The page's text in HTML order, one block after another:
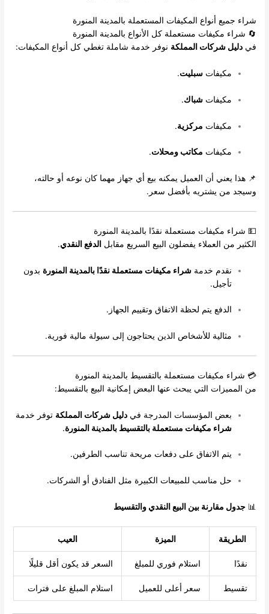
شراء جميع أنواع المكيفات المستعملة بالمدينة المنورة
🔄 شراء مكيفات مستعملة كل الأنواع بالمدينة المنورة
فيدليل شركات المملكة نوفر خدمة شاملة تغطي كل أنواع المكيفات:
مكيفاتسبليت.
مكيفاتشباك.
مكيفات مركزية.
مكيفات مكاتب ومحلات.
📌 هذا يعني أن العميل يمكنه بيع أي جهاز مهما كان نوعه أو حالته،
وسيجد من يشتريه بأفضل سعر.
💵 شراء مكيفات مستعملة نقدًا بالمدينة المنورة
الكثير من العملاء يفضلون البيع السريع مقابل الدفع النقدي.
نقدم خدمةشراء مكيفات مستعملة نقدًا بالمدينة المنورة بدون
تأجيل.
الدفع يتم لحظة الاتفاق وتقييم الجهاز.
مثالية للأشخاص الذين يحتاجون إلى سيولة مالية فورية.
💳 شراء مكيفات مستعملة بالتقسيط بالمدينة المنورة
من المميزات التي يبحث عنها البعض إمكانية البيع بالتقسيط:
بعض المؤسسات المدرجة فيدليل شركات المملكة توفر خدمة
شراء مكيفات مستعملة بالتقسيط بالمدينة المنورة.
يتم الاتفاق على دفعات مريحة تناسب الطرفين.
حل مناسب للمبيعات الكبيرة مثل الفنادق أو الشركات.
📊جدول مقارنة بين البيع النقدي والتقسيط
الطريقة الميزة العيب
نقدًا استلام فوري للمبلغ السعر قد يكون أقل قليلًا
تقسيط سعر أعلى للعميل استلام المبلغ على فترات